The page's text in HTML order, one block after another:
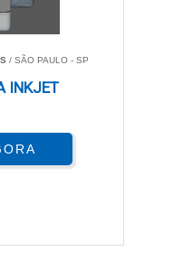
/ SÃO PAULO - SP
INKJET